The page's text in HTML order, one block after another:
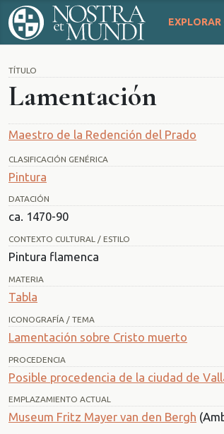
EXPLORAR
TÍTULO
Lamentación
Maestro de la Redención del Prado
CLASIFICACIÓN GENÉRICA
Pintura
DATACIÓN
ca. 1470-90
CONTEXTO CULTURAL / ESTILO
Pintura flamenca
MATERIA
Tabla
ICONOGRAFÍA / TEMA
Lamentación sobre Cristo muerto
PROCEDENCIA
Posible procedencia de la ciudad de
EMPLAZAMIENTO ACTUAL
Museum Fritz Mayer van den Bergh